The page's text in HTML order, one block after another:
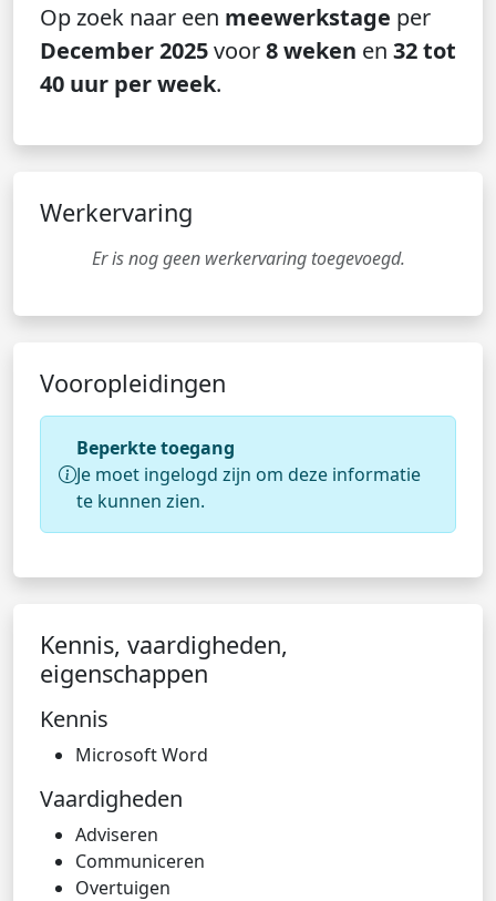
Op zoek naar een meewerkstage per
December 2025voor8 weken en 32 tot
40 uur per week.
Werkervaring
Er is nog geen werkervaring toegevoegd.
Vooropleidingen
Beperkte toegang
Je moet ingelogd zijn om deze informatie
te kunnen zien.
Kennis, vaardigheden,
eigenschappen
Kennis
Microsoft Word
Vaardigheden
Adviseren
Communiceren
Overtuigen